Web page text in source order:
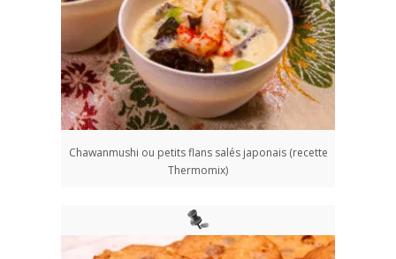
Chawanmushi ou petits flans salés japonais (recette
Thermomix)